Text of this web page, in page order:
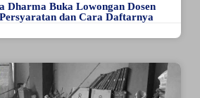
Dharma Buka Lowongan Dosen
dan Cara Daftarnya